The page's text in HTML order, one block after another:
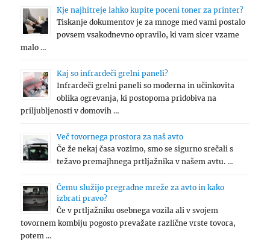
Kje najhitreje lahko kupite poceni toner za printer?
Tiskanje dokumentov je za mnoge med vami postalo
povsem vsakodnevno opravilo, ki vam sicer vzame
malo …
Kaj so infrardeči grelni paneli?
Infrardeči grelni paneli so moderna in učinkovita
oblika ogrevanja, ki postopoma pridobiva na
priljubljenosti v domovih …
Več tovornega prostora za naš avto
Če že nekaj časa vozimo, smo se sigurno srečali s
težavo premajhnega prtljažnika v našem avtu. …
Čemu služijo pregradne mreže za avto in kako
izbrati pravo?
Če v prtljažniku osebnega vozila ali v svojem
tovornem kombiju pogosto prevažate različne vrste tovora,
potem …